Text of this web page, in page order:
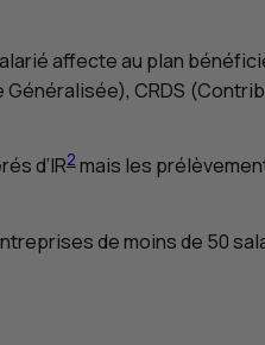
affecte au plan
Généralisée), CRDS
d’IR2 mais les
de moins de 50